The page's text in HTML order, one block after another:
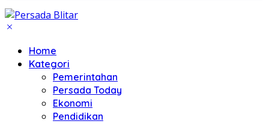
Home
Kategori
Pemerintahan
Persada Today
Ekonomi
Pendidikan